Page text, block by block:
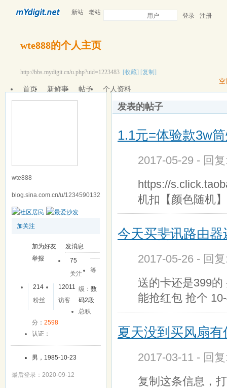
新站 老站 用户 登录 注册
wte888的个人主页
http://bbs.mydigit.cn/u.php?uid=1223483 [收藏] [复制]
首页 新鲜事 帖子 个人资料
wte888
blog.sina.com.cn/u/1234590132
加关注
加为好友
发消息
举报
75
关注
214
粉丝
12011
访客
等
级：数
码2段
总积
分： 2598
认证：
男，1985-10-23
最后登录：2020-09-12
发表的帖子
1.1元=体验款3w
2017-05-29 - 回
https://
机扣【颜色随机
今天买斐讯路由
2017-05-26 - 回
送的卡还是399
能抢红包 抢个
夏天没到买风扇
2017-03-11 - 回
复制这条信息，